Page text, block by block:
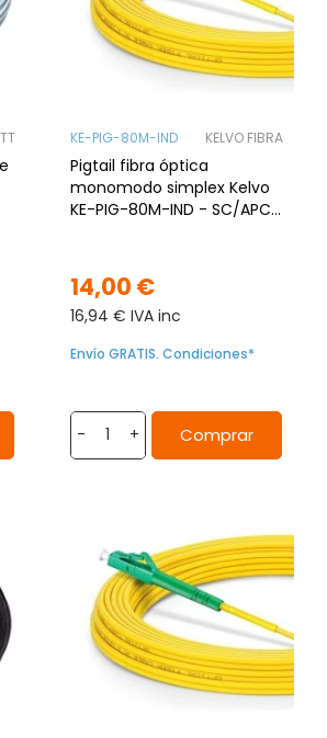
TT KE-PIG-80M-IND KELVO FIBRA
Pigtail fibra óptica
monomodo simplex Kelvo
KE-PIG-80M-IND - SC/APC,
14,00 €
16,94 € IVA inc
Envío GRATIS. Condiciones*
- + Comprar